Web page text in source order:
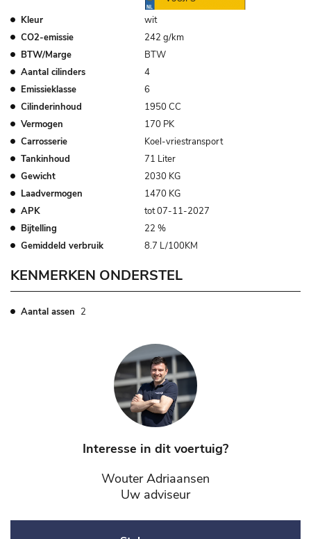
Kleur
wit
CO2-emissie
242 g/km
BTW/Marge
BTW
Aantal cilinders
4
Emissieklasse
6
Cilinderinhoud
1950 CC
Vermogen
170 PK
Carrosserie
Koel-vriestransport
Tankinhoud
71 Liter
Gewicht
2030 KG
Laadvermogen
1470 KG
APK
tot 07-11-2027
Bijtelling
22 %
Gemiddeld verbruik
8.7 L/100KM
KENMERKEN ONDERSTEL
Aantal assen 2
Interesse in dit voertuig?
Wouter Adriaansen
Uw adviseur